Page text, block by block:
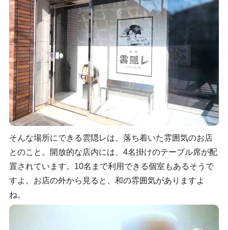
そんな場所にできる雲隠レは、落ち着いた雰囲気のお店
とのこと。開放的な店内には、4名掛けのテーブル席が配
置されています。10名まで利用できる個室もあるそうで
すよ。お店の外から見ると、和の雰囲気がありますよ
ね。